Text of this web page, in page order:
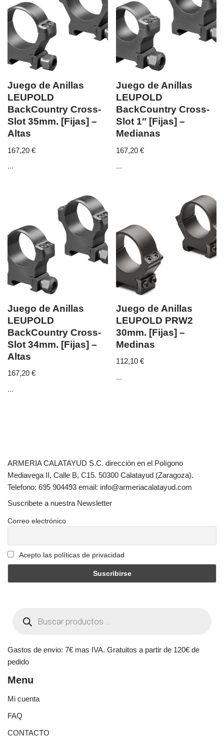
Juego de Anillas
LEUPOLD
BackCountry Cross-
Slot 35mm. [Fijas] –
Altas
167,20 €
...
Juego de Anillas
LEUPOLD
BackCountry Cross-
Slot 1″ [Fijas] –
Medianas
167,20€
...
Juego de Anillas
LEUPOLD
BackCountry Cross-
Slot 34mm. [Fijas] –
Altas
167,20 €
...
Juego de Anillas
LEUPOLD PRW2
30mm. [Fijas] –
Medinas
112,10€
...
ARMERIA CALATAYUD S.C. dirección en el Polígono
Mediavega II, Calle B, C15. 50300 Calatayud (Zaragoza).
Telefono: 695 904493 email: info@armeriacalatayud.com
Suscribete a nuestra Newsletter
Correo electrónico
Acepto las políticas de privacidad
Gastos de envio: 7€ mas IVA. Gratuitos a partir de 120€ de
pedido
Menu
Mi cuenta
FAQ
CONTACTO